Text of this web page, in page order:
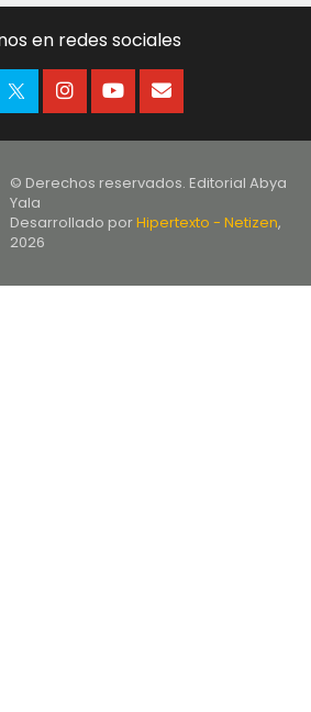
en redes sociales
© Derechos reservados. Editorial Abya
Yala
Desarrollado porHipertexto - Netizen,
2026